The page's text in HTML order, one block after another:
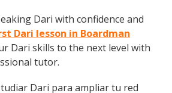
Dari with confidence and
Dari lesson in Boardman
Dari skills to the next level with
tutor.
Dari para ampliar tu red